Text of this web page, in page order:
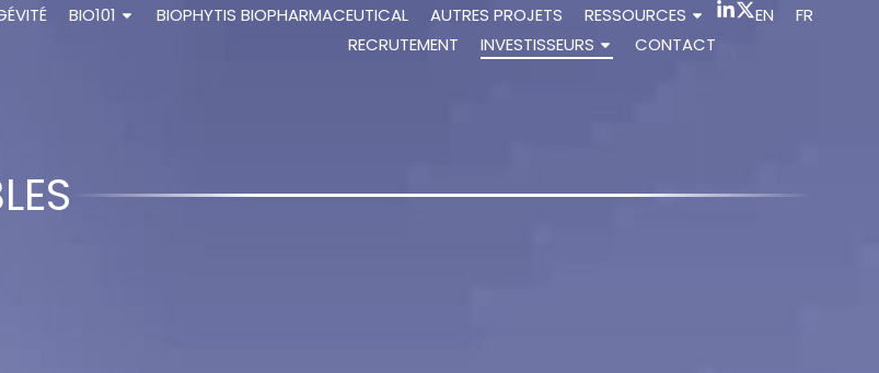
BIO101 BIOPHYTIS BIOPHARMACEUTICAL AUTRES PROJETS
RESSOURCES
RECRUTEMENT
INVESTISSEURS CONTACT
EN FR